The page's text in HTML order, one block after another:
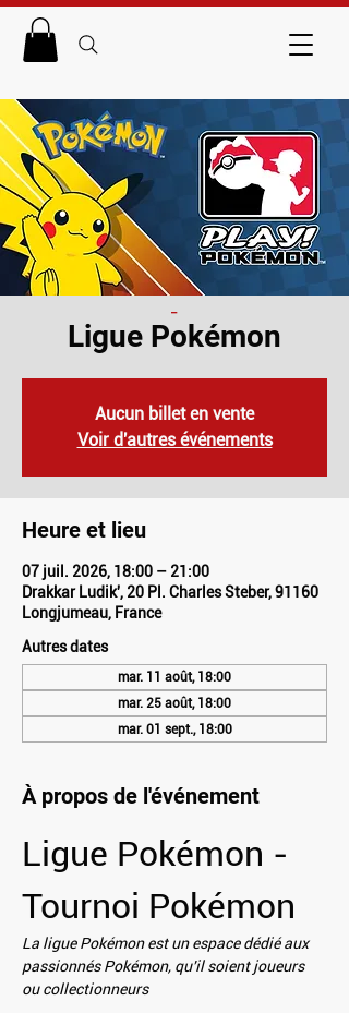
Ligue Pokémon
Aucun billet en vente
Voir d'autres événements
Heure et lieu
07 juil. 2026, 18:00 – 21:00
Drakkar Ludik', 20 Pl. Charles Steber, 91160
Longjumeau, France
Autres dates
mar. 11 août, 18:00
mar. 25 août, 18:00
mar. 01 sept., 18:00
À propos de l'événement
Ligue Pokémon -
Tournoi Pokémon
La ligue Pokémon est un espace dédié aux
passionnés Pokémon, qu'il soient joueurs
ou collectionneurs